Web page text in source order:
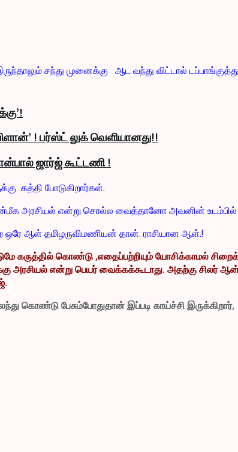
சந்து முனைக்கு ஆட வந்து விட்டால்
! பர்ஸ்ட் லுக் வெளியானது!!
ஜார்ஜ் கூட்டணி !
கத்தி போடுகிறார்கள்.
அரசியல் என்று சொல்ல வைத்தானோ அவனின் உடம்பில்
ஒரே ஆள் தமிழருவிமணியன் தான். ராசியான ஆள்.!
கருத்தில் கொண்டு ,எதைப்பற்றியும் யோசிக்காமல்
அரசியல் என்று பெயர் வைக்கக்கூடாது. அதற்கு
கொண்டு பேசும்போதுதான் இப்படி காய்ச்சி இருக்கிறார்,